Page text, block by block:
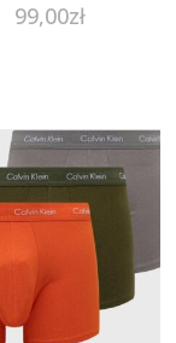
99,00zł